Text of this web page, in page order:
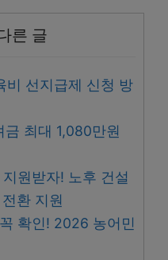
른 글
비 선지급제 신청 방
최대 1,080만원
원받자! 노후 건설
환 지원
확인! 2026 농어민